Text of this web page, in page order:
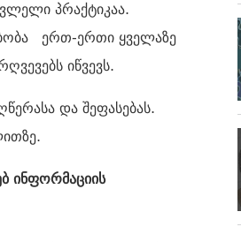
პრაქტიკაა.
ერთ-ერთი ყველაზე
იწვევს.
და შეფასებას.
ინფორმაციის